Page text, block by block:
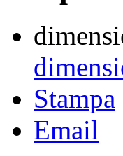
Stampa
Email